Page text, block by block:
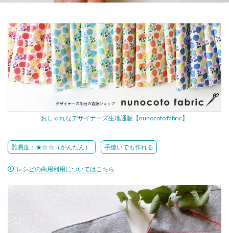
おしゃれなデザイナーズ生地通販【nunocoto fabric】
難易度：★☆☆（かんたん） 手縫いでも作れる
レシピの商用利用についてはこちら